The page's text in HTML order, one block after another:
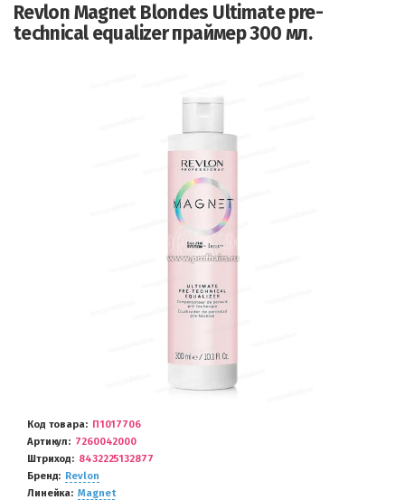
Revlon Magnet Blondes Ultimate pre-
technical equalizer праймер 300 мл.
Код товара
П1017706
Артикул
7260042000
Штриход
8432225132877
Бренд
Revlon
Линейка
Magnet